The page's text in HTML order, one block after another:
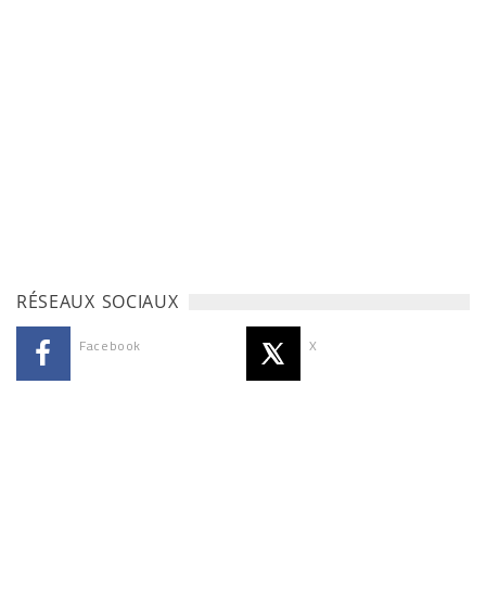
RÉSEAUX SOCIAUX
Facebook X